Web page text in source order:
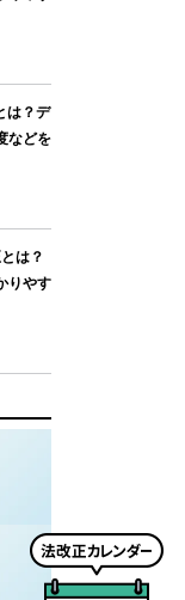
は？デ
などを
は？
りやす
法
改